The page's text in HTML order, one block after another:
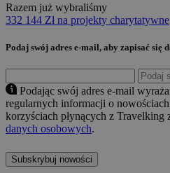
Razem już wybraliśmy
332 144 Zł na projekty charytatywne
Podaj swój adres e-mail, aby zapisać się
Podając swój adres e-mail
regularnych informacji o
korzyściach płynących z Travelking
danych osobowych.
Subskrybuj nowości